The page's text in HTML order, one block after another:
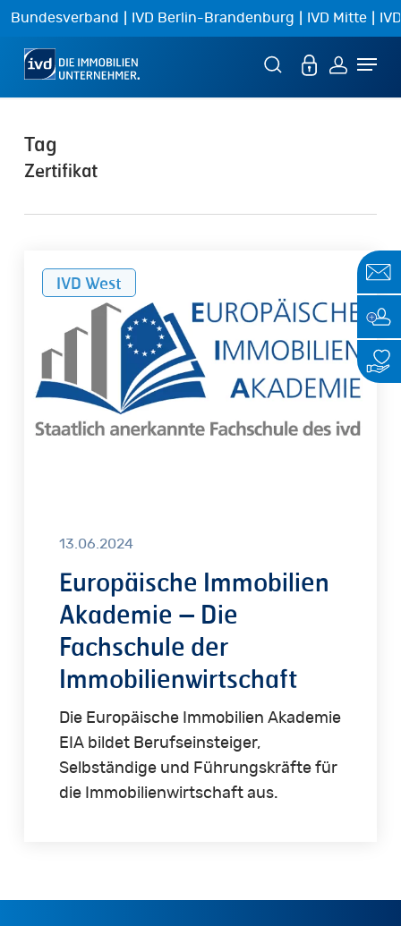
Skip
main
Bundesverband | IVD Berlin-Brandenburg | IVD Mitte |
Tag
Zertifikat
Immobilien
Akademie
Fachschule
Immobilienwirtschaft
IVD West
13.06.2024
Europäische Immobilien
Akademie – Die
Fachschule der
Immobilienwirtschaft
Die Europäische Immobilien Akademie
EIA bildet Berufseinsteiger,
Selbständige und Führungskräfte für
die Immobilienwirtschaft aus.